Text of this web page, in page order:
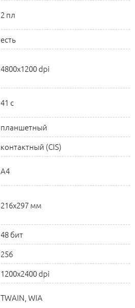
2 пл
есть
4800x1200 dpi
41 с
планшетный
контактный (CIS)
A4
216x297 мм
48 бит
256
1200x2400 dpi
TWAIN, WIA